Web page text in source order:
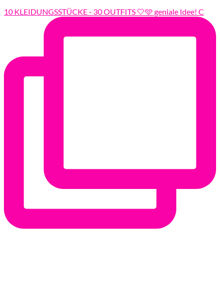
10 KLEIDUNGSSTÜCKE - 30 OUTFITS 🤍🩵 geniale Idee! C